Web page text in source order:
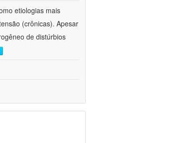
etiologias mais
(crônicas). Apesar
de distúrbios